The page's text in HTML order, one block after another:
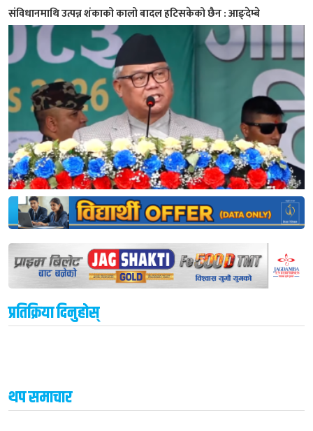
संविधानमाथि उत्पन्न शंकाको कालो बादल हटिसकेको छैन : आङ्देम्बे
प्रतिक्रिया दिनुहोस्
थप समाचार